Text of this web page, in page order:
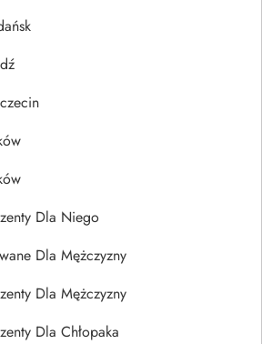
Dla Niego
Dla Mężczyzny
Dla Mężczyzny
Dla Chłopaka